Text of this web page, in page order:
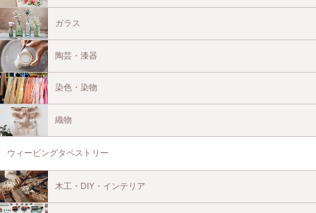
ガラス
陶芸・漆器
染色・染物
織物
ウィービングタペストリー
木工・DIY・インテリア